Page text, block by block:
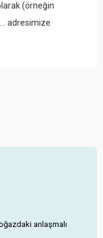
(örneğin
adresimize
anlaşmalı